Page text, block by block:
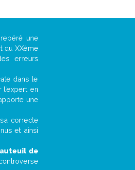
une
du XXème
erreurs
dans le
en
une
correcte
et ainsi
de